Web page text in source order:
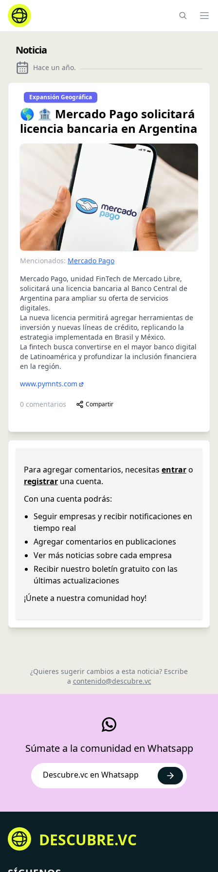
Noticia
Hace un año.
Expansión Geográfica
🌎 🏦 Mercado Pago solicitará
licencia bancaria en Argentina
Mencionados: Mercado Pago
Mercado Pago, unidad FinTech de Mercado Libre,
solicitará una licencia bancaria al Banco Central de
Argentina para ampliar su oferta de servicios
digitales.
La nueva licencia permitirá agregar herramientas de
inversión y nuevas líneas de crédito, replicando la
estrategia implementada en Brasil y México.
La fintech busca convertirse en el mayor banco digital
de Latinoamérica y profundizar la inclusión financiera
en la región.
www.pymnts.com
0 comentarios Compartir
Para agregar comentarios, necesitas entraro
registrar una cuenta.
Con una cuenta podrás:
Seguir empresas y recibir notificaciones en
tiempo real
Agregar comentarios en publicaciones
Ver más noticias sobre cada empresa
Recibir nuestro boletín gratuito con las
últimas actualizaciones
¡Únete a nuestra comunidad hoy!
¿Quieres sugerir cambios a esta noticia? Escribe
a contenido@descubre.vc
Súmate a la comunidad en Whatsapp
Descubre.vc en Whatsapp
DESCUBRE.VC